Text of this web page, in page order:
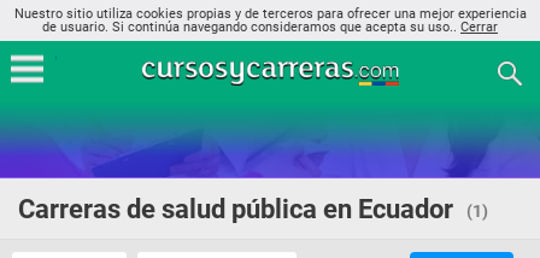
Nuestro sitio utiliza cookies propias y de terceros para ofrecer una mejor experiencia
de usuario. Si continúa navegando consideramos que acepta su uso.. Cerrar
Carreras de salud pública en Ecuador (1)